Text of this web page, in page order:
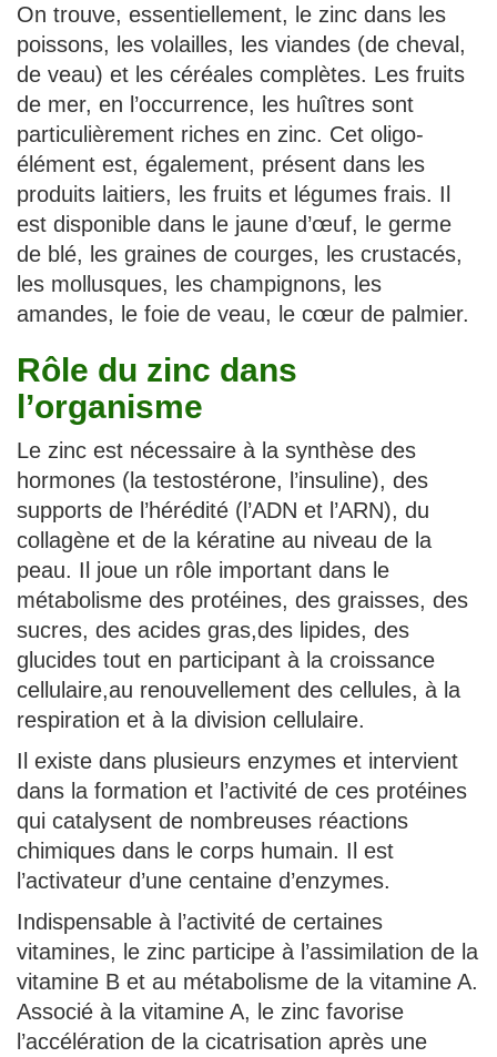
On trouve, essentiellement, le zinc dans les
poissons, les volailles, les viandes (de cheval,
de veau) et les céréales complètes. Les fruits
de mer, en l’occurrence, les huîtres sont
particulièrement riches en zinc. Cet oligo-
élément est, également, présent dans les
produits laitiers, les fruits et légumes frais. Il
est disponible dans le jaune d’œuf, le germe
de blé, les graines de courges, les crustacés,
les mollusques, les champignons, les
amandes, le foie de veau, le cœur de palmier.
Rôle du zinc dans
l’organisme
Le zinc est nécessaire à la synthèse des
hormones (la testostérone, l’insuline), des
supports de l’hérédité (l’ADN et l’ARN), du
collagène et de la kératine au niveau de la
peau. Il joue un rôle important dans le
métabolisme des protéines, des graisses, des
sucres, des acides gras,des lipides, des
glucides tout en participant à la croissance
cellulaire,au renouvellement des cellules, à la
respiration et à la division cellulaire.
Il existe dans plusieurs enzymes et intervient
dans la formation et l’activité de ces protéines
qui catalysent de nombreuses réactions
chimiques dans le corps humain. Il est
l’activateur d’une centaine d’enzymes.
Indispensable à l’activité de certaines
vitamines, le zinc participe à l’assimilation de la
vitamine B et au métabolisme de la vitamine A.
Associé à la vitamine A, le zinc favorise
l’accélération de la cicatrisation après une